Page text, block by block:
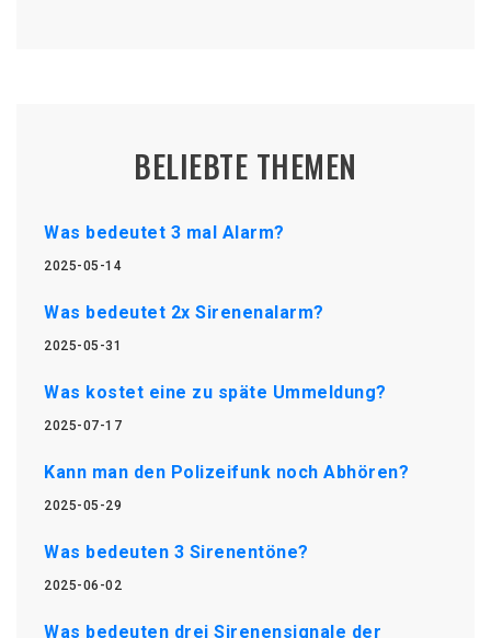
BELIEBTE THEMEN
Was bedeutet 3 mal Alarm?
2025-05-14
Was bedeutet 2x Sirenenalarm?
2025-05-31
Was kostet eine zu späte Ummeldung?
2025-07-17
Kann man den Polizeifunk noch Abhören?
2025-05-29
Was bedeuten 3 Sirenentöne?
2025-06-02
Was bedeuten drei Sirenensignale der